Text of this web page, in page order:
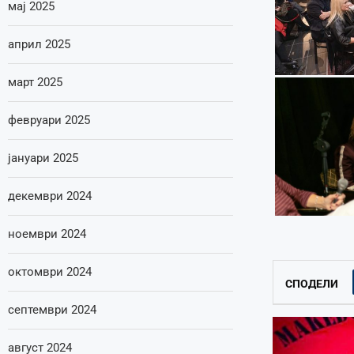
СПОДЕЛИ
мај 2025
април 2025
март 2025
февруари 2025
јануари 2025
декември 2024
ноември 2024
октомври 2024
септември 2024
август 2024